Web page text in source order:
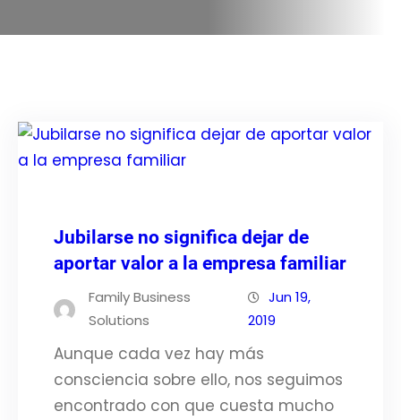
Jubilarse no significa dejar de
aportar valor a la empresa familiar
Family Business
Solutions
Jun 19,
2019
Aunque cada vez hay más
consciencia sobre ello, nos seguimos
encontrado con que cuesta mucho